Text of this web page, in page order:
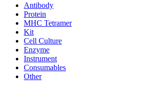
Antibody
Protein
MHC Tetramer
Kit
Cell Culture
Enzyme
Instrument
Consumables
Other